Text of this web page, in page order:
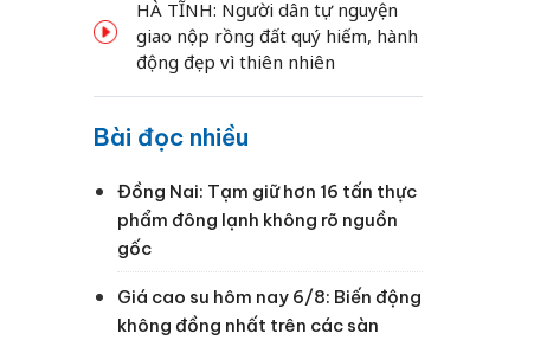
HÀ TĨNH: Người dân tự nguyện
giao nộp rồng đất quý hiếm, hành
động đẹp vì thiên nhiên
Bài đọc nhiều
Đồng Nai: Tạm giữ hơn 16 tấn thực
phẩm đông lạnh không rõ nguồn
gốc
Giá cao su hôm nay 6/8: Biến động
không đồng nhất trên các sàn